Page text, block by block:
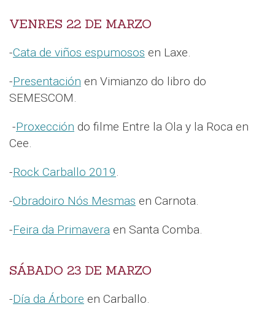
VENRES 22 DE MARZO
-Cata de viños espumosos en Laxe.
-Presentación en Vimianzo do libro do
SEMESCOM.
-Proxección do filme Entre la Ola y la Roca en
Cee.
-Rock Carballo 2019.
-Obradoiro Nós Mesmas en Carnota.
-Feira da Primavera en Santa Comba.
SÁBADO 23 DE MARZO
-Día da Árbore en Carballo.